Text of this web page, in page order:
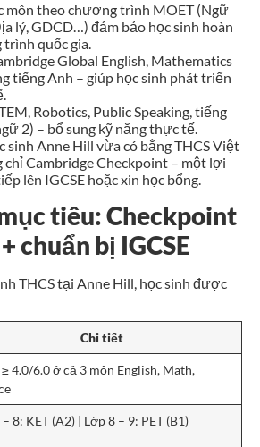
môn theo chương trình MOET (Ngữ
lý, GDCD…) đảm bảo học sinh hoàn
quốc gia.
Global English, Mathematics
tiếng Anh – giúp học sinh phát triển
Robotics, Public Speaking, tiếng
2) – bổ sung kỹ năng thực tế.
sinh Anne Hill vừa có bằng THCS Việt
chỉ Cambridge Checkpoint – một lợi
lên IGCSE hoặc xin học bổng.
tiêu: Checkpoint
chuẩn bị IGCSE
THCS tại Anne Hill, học sinh được
Chi tiết
4.0/6.0 ở cả 3 môn English, Math,
8: KET (A2) | Lớp 8 – 9: PET (B1)